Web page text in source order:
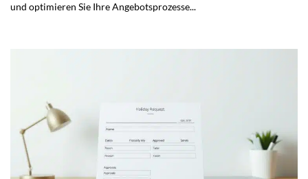
und optimieren Sie Ihre Angebotsprozesse...